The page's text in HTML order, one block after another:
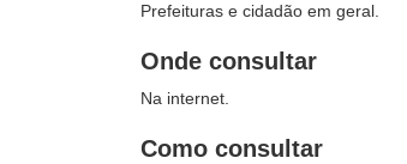
Prefeituras e cidadão em geral.
Onde consultar
Na internet.
Como consultar